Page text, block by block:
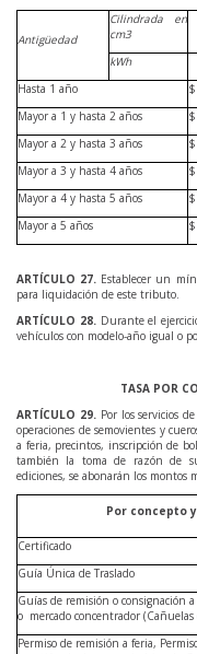
Antigüedad
Cilindrada en
cm3
kWh
Hasta 1 año
Mayor a 1 y hasta 2 años
Mayor a 2 y hasta 3 años
Mayor a 3 y hasta 4 años
Mayor a 4 y hasta 5 años
Mayor a 5 años
ARTÍCULO 27. Establecer un
para liquidación de este tributo.
ARTÍCULO 28. Durante el
vehículos con modelo-año igual o
TASA POR
ARTÍCULO 29. Por los servicios
operaciones de semovientes y
a feria, precintos, inscripción de
también la toma de razón de
ediciones, se abonarán los montos
Por concepto
Certificado
Guía Única de Traslado
Guías de remisión o consignación
o mercado concentrador
Permiso de remisión a feria,